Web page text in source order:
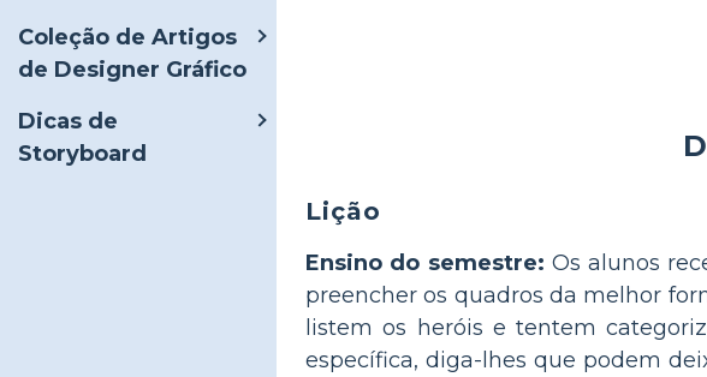
Coleção de Artigos
de Designer Gráfico
Dicas de
Storyboard
Lição
Ensino do semestre: Os alunos
preencher os quadros da melhor
listem os heróis e tentem
específica, diga-lhes que podem